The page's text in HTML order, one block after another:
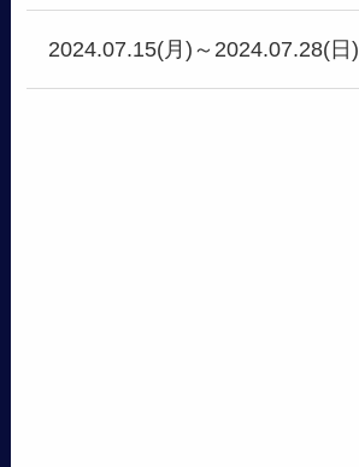
2024.07.15(月)～2024.07.28(日)